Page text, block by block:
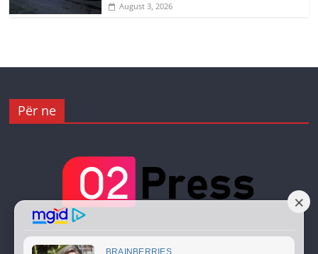
August 3, 2026
Për ne